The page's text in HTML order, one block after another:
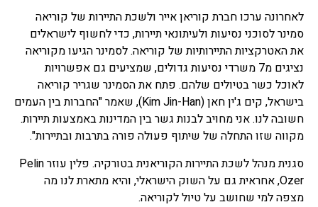
לאחרונה ערכו חברת קוריאן אייר ולשכת התיירות של קוריאה
סמינר לסוכני נסיעות ולעיתונאי תיירות, כדי לחשוף לישראלים
את האטרקציות התיירותיות של קוריאה. לסמינר הגיעו מקוריאה
נציגים מ7 משרדי נסיעות גדולים, שמציעים גם אפשרויות
לאוכל כשר בטיולים שלהם. פתח את הסמינר שגריר קוריאה
בישראל, קים ג'ין חאן (Kim Jin-Han), שאמר "החברות בין העמים
חשובה לנו. אני מחויב לבנות גשר בין המדינות באמצעות תיירות.
מקווה שזו התחלה של שיתוף פעולה פורה בתרבות ובתיירות".
סגנית מנהל לשכת התיירות הקוריאנית בטורקיה. פלין עוזר Pelin
Ozer, אחראית גם על השוק הישראלי, והיא מתארת לנו מה
מצפה למי שחושב על טיול לקוריאה.